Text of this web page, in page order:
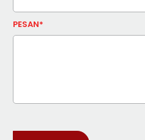
PESAN*